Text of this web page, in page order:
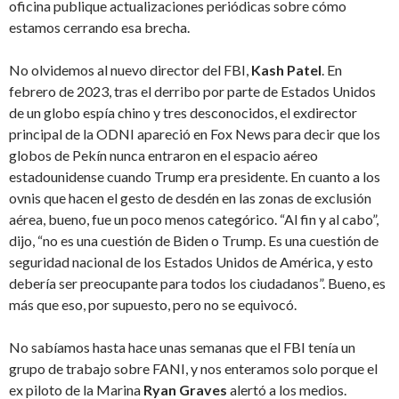
oficina publique actualizaciones periódicas sobre cómo
estamos cerrando esa brecha.
No olvidemos al nuevo director del FBI, Kash Patel. En
febrero de 2023, tras el derribo por parte de Estados Unidos
de un globo espía chino y tres desconocidos, el exdirector
principal de la ODNI apareció en Fox News para decir que los
globos de Pekín nunca entraron en el espacio aéreo
estadounidense cuando Trump era presidente. En cuanto a los
ovnis que hacen el gesto de desdén en las zonas de exclusión
aérea, bueno, fue un poco menos categórico. “Al fin y al cabo”,
dijo, “no es una cuestión de Biden o Trump. Es una cuestión de
seguridad nacional de los Estados Unidos de América, y esto
debería ser preocupante para todos los ciudadanos”. Bueno, es
más que eso, por supuesto, pero no se equivocó.
No sabíamos hasta hace unas semanas que el FBI tenía un
grupo de trabajo sobre FANI, y nos enteramos solo porque el
ex piloto de la Marina Ryan Graves alertó a los medios.